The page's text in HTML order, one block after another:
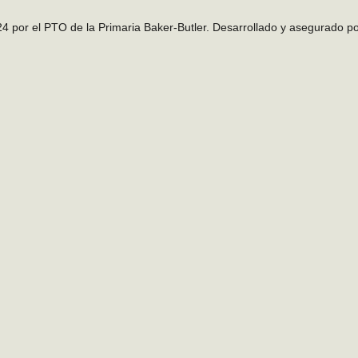
por el PTO de la Primaria Baker-Butler. Desarrollado y asegurado